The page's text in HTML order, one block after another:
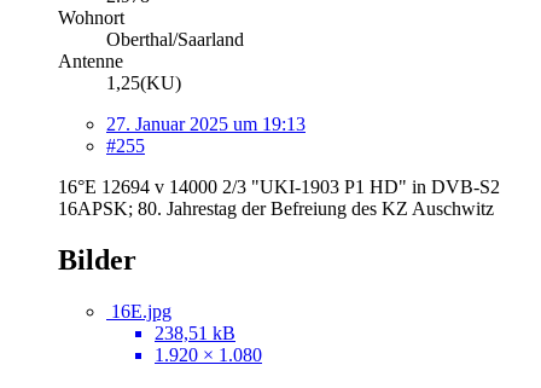
Wohnort
Oberthal/Saarland
Antenne
1,25(KU)
27. Januar 2025 um 19:13
#255
16°E 12694 v 14000 2/3 "UKI-1903 P1 HD" in DVB-S2
16APSK; 80. Jahrestag der Befreiung des KZ Auschwitz
Bilder
16E.jpg
238,51 kB
1.920 × 1.080